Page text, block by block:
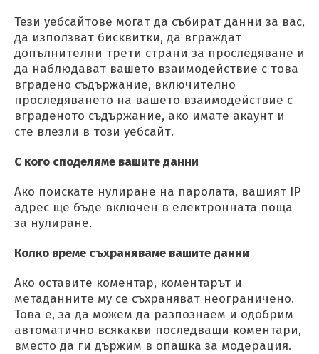
Тези уебсайтове могат да събират данни за вас,
да използват бисквитки, да вграждат
допълнителни трети страни за проследяване и
да наблюдават вашето взаимодействие с това
вградено съдържание, включително
проследяването на вашето взаимодействие с
вграденото съдържание, ако имате акаунт и
сте влезли в този уебсайт.
С кого споделяме вашите данни
Ако поискате нулиране на паролата, вашият IP
адрес ще бъде включен в електронната поща
за нулиране.
Колко време съхраняваме вашите данни
Ако оставите коментар, коментарът и
метаданните му се съхраняват неограничено.
Това е, за да можем да разпознаем и одобрим
автоматично всякакви последващи коментари,
вместо да ги държим в опашка за модерация.